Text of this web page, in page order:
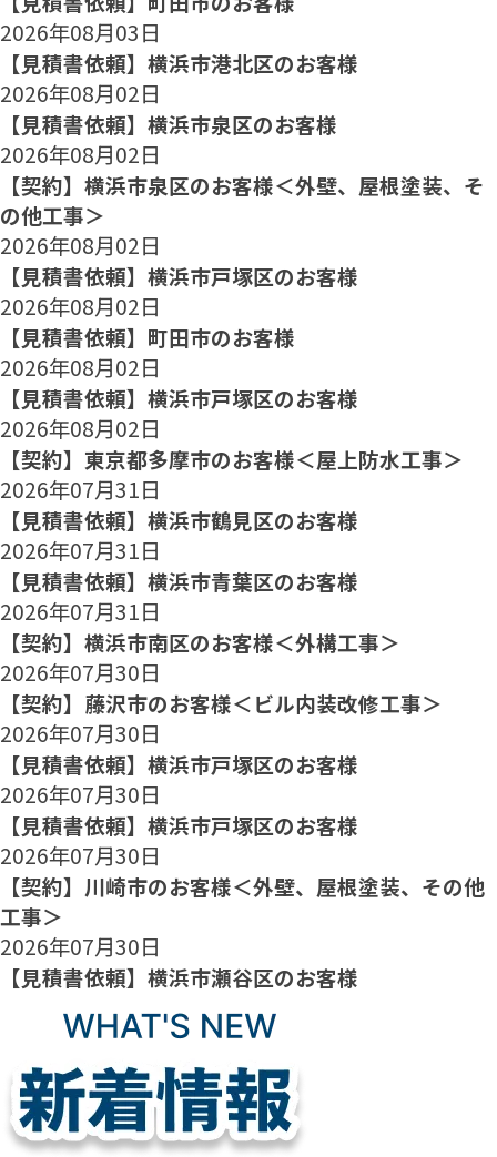
2026年08月03日
【見積書依頼】横浜市港北区のお客様
2026年08月02日
【見積書依頼】横浜市泉区のお客様
2026年08月02日
【契約】横浜市泉区のお客様＜外壁、屋根塗装、そ
の他工事＞
2026年08月02日
【見積書依頼】横浜市戸塚区のお客様
2026年08月02日
【見積書依頼】町田市のお客様
2026年08月02日
【見積書依頼】横浜市戸塚区のお客様
2026年08月02日
【契約】東京都多摩市のお客様＜屋上防水工事＞
2026年07月31日
【見積書依頼】横浜市鶴見区のお客様
2026年07月31日
【見積書依頼】横浜市青葉区のお客様
2026年07月31日
【契約】横浜市南区のお客様＜外構工事＞
2026年07月30日
【契約】藤沢市のお客様＜ビル内装改修工事＞
2026年07月30日
【見積書依頼】横浜市戸塚区のお客様
2026年07月30日
【見積書依頼】横浜市戸塚区のお客様
2026年07月30日
【契約】川崎市のお客様＜外壁、屋根塗装、その他
工事＞
2026年07月30日
【見積書依頼】横浜市瀬谷区のお客様